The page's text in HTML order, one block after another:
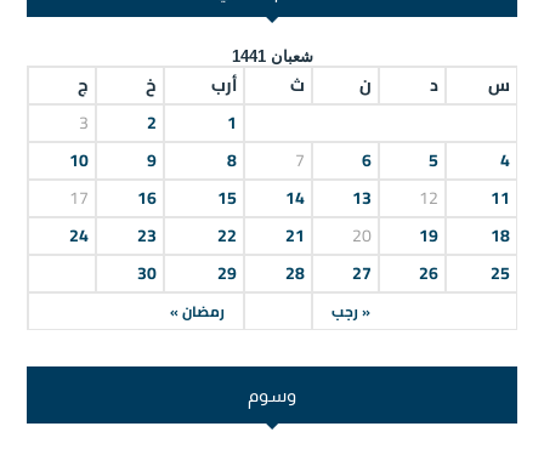
شعبان 1441
س د ن ث أرب خ ج
« رجب رمضان »
1
2
3
4
5
6
7
8
9
10
11
12
13
14
15
16
17
18
19
20
21
22
23
24
25
26
27
28
29
30
وسوم